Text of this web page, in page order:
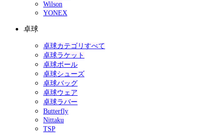
Wilson
YONEX
卓球
卓球カテゴリすべて
卓球ラケット
卓球ボール
卓球シューズ
卓球バッグ
卓球ウェア
卓球ラバー
Butterfly
Nittaku
TSP